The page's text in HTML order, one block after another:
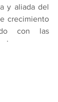
y aliada del
crecimiento
con las
tenemos en